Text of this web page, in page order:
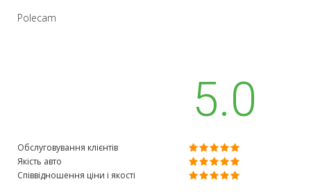
Polecam
5.0
Обслуговування клієнтів
Якість авто
Співвідношення ціни і якості